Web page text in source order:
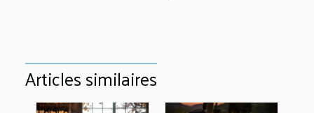
Articles similaires